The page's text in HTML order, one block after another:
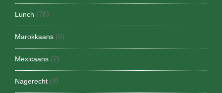
Lunch (76)
Marokkaans (6)
Mexicaans (2)
Nagerecht (4)